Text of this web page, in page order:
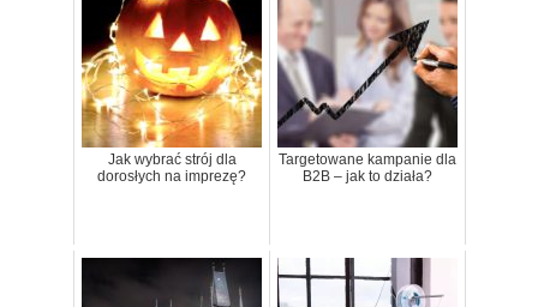
Jak wybrać strój dla
dorosłych na imprezę?
Targetowane kampanie dla
B2B – jak to działa?